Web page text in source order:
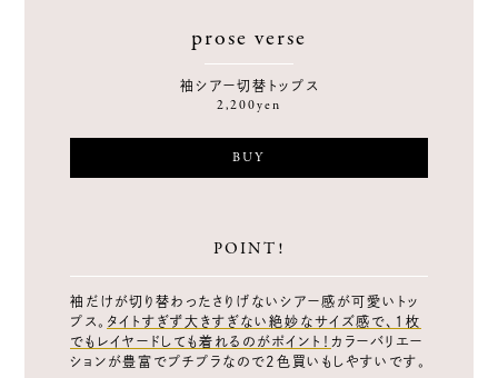
prose verse
袖シアー切替トップス
2,200yen
BUY
POINT!
袖だけが切り替わったさりげないシアー感が可愛いトッ
プス。 タイトすぎず大きすぎない絶妙なサイズ感で、1枚
でもレイヤードしても着れるのがポイント！ カラーバリエー
ションが豊富でプチプラなので2色買いもしやすいです。